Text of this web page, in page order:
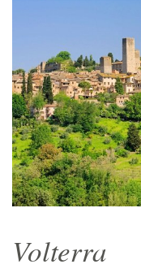
Volterra